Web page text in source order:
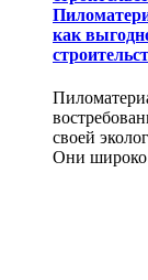
как
своей
Они широко